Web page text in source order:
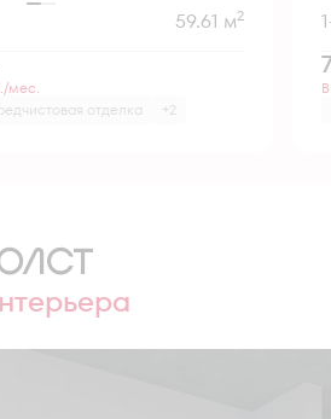
59.61 м2
мес.
отделка +2